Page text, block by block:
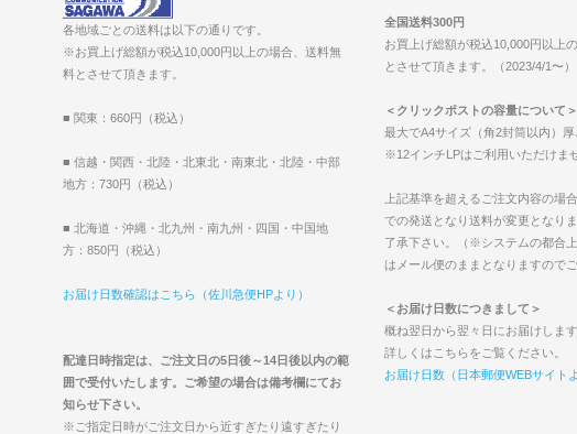
各地域ごとの送料は以下の通りです。
※お買上げ総額が税込10,000円以上の場合、送料無
料とさせて頂きます。
■ 関東：660円（税込）
■ 信越・関西・北陸・北東北・南東北・北陸・中部
地方：730円（税込）
■ 北海道・沖縄・北九州・南九州・四国・中国地
方：850円（税込）
お届け日数確認はこちら（佐川急便HPより）
配達日時指定は、ご注文日の5日後～14日後以内の範
囲で受付いたします。ご希望の場合は備考欄にてお
知らせ下さい。
※ご指定日時がご注文日から近すぎたり遠すぎたり
全国送料300円
お買上げ総額が税込10,000円以上
とさせて頂きます。（2023/4/1〜）
＜クリックポストの容量について＞
最大でA4サイズ（角2封筒以内）
※12インチLPはご利用いただけま
上記基準を超えるご注文内容の場
での発送となり送料が変更となり
了承下さい。（※システムの都合
はメール便のままとなりますのでご
＜お届け日数につきまして＞
概ね翌日から翌々日にお届けします
詳しくはこちらをご覧ください。
お届け日数（日本郵便WEBサイトよ